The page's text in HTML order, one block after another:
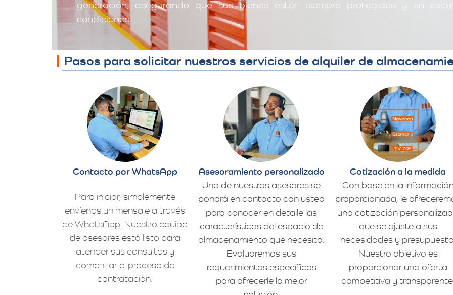
generación, asegurando que sus bienes estén siempre protegidos y en
condiciones.
Pasos para solicitar nuestros servicios de alquiler de
Contacto por WhatsApp
Para iniciar, simplemente
envíenos un mensaje a través
de WhatsApp. Nuestro equipo
de asesores está listo para
atender sus consultas y
comenzar el proceso de
contratación.
Asesoramiento personalizado
Uno de nuestros asesores se
pondrá en contacto con usted
para conocer en detalle las
características del espacio de
almacenamiento que necesita.
Evaluaremos sus
requerimientos específicos
para ofrecerle la mejor
Cotización a la medida
Con base en la
proporcionada, le
una cotización
que se ajuste a sus
necesidades y
Nuestro objetivo es
proporcionar una oferta
competitiva y